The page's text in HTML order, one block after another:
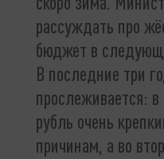
рассуждать про
бюджет в
В последние три
прослеживается:
рубль очень
причинам, а во